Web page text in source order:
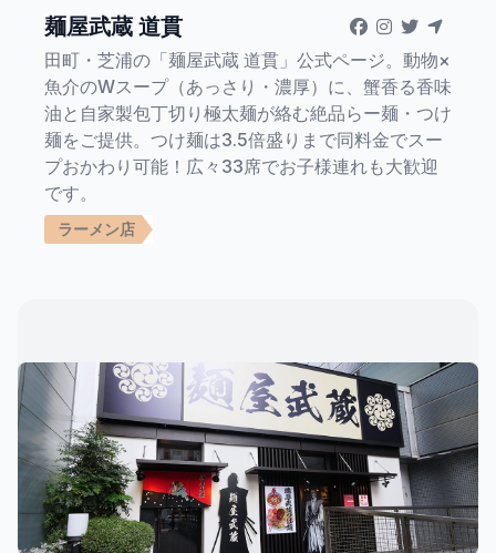
麺屋武蔵 道貫
田町・芝浦の「麺屋武蔵 道貫」公式ページ。動物×
魚介のWスープ（あっさり・濃厚）に、蟹香る香味
油と自家製包丁切り極太麺が絡む絶品らー麺・つけ
麺をご提供。つけ麺は3.5倍盛りまで同料金でスー
プおかわり可能！広々33席でお子様連れも大歓迎
です。
ラーメン店